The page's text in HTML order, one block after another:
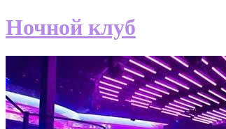
Ночной клуб